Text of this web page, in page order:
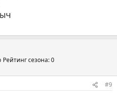
Рейтинг сезона: 0
#9